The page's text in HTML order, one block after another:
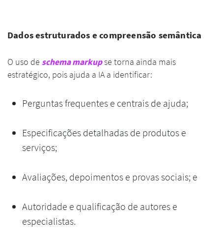
Dados estruturados e compreensão semântica
O uso de schema markupse torna ainda mais
estratégico, pois ajuda a IA a identificar:
Perguntas frequentes e centrais de ajuda;
Especificações detalhadas de produtos e
serviços;
Avaliações, depoimentos e provas sociais; e
Autoridade e qualificação de autores e
especialistas.